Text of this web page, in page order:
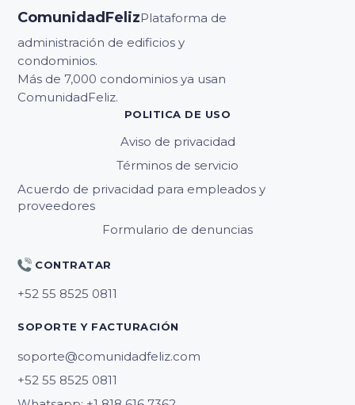
ComunidadFelizPlataforma de
administración de edificios y
condominios.
Más de 7,000 condominios ya usan
ComunidadFeliz.
POLITICA DE USO
Aviso de privacidad
Términos de servicio
Acuerdo de privacidad para empleados y
proveedores
Formulario de denuncias
CONTRATAR
SOPORTE Y FACTURACIÓN
soporte@comunidadfeliz.com